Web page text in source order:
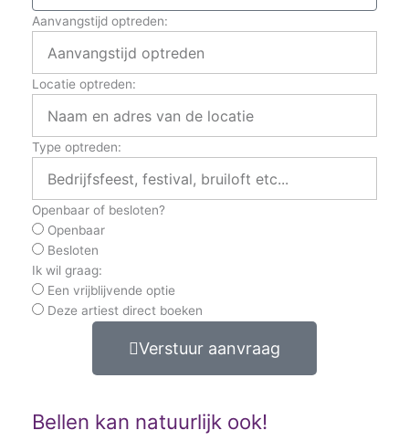
Aanvangstijd optreden:
Locatie optreden:
Type optreden:
Openbaar of besloten?
Openbaar
Besloten
Ik wil graag:
Een vrijblijvende optie
Deze artiest direct boeken
Verstuur aanvraag
Bellen kan natuurlijk ook!